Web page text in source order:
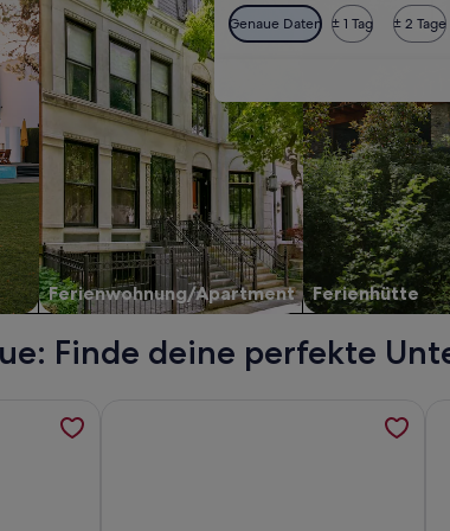
Genaue Daten ± 1 Tag ± 2 Tage
Ferienwohnung/Apartment Ferienhütte
Finde deine perfekte